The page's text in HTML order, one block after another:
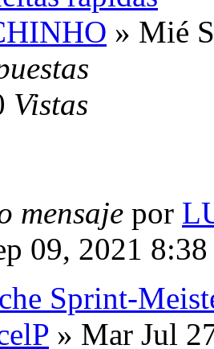
» Mié
Vistas
mensaje por
09, 2021 8:38
Sprint-
» Mar Jul